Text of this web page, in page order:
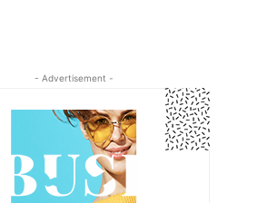
- Advertisement -